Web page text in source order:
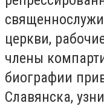
церкви,
члены
биографии
Славянска,